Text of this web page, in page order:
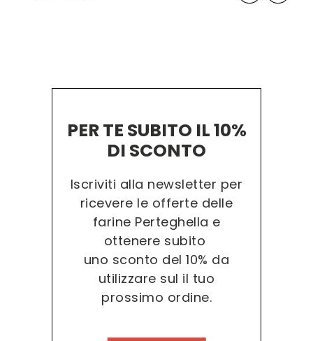
PER TE SUBITO IL 10%
DI SCONTO
Iscriviti alla newsletter per
ricevere le offerte delle
farine Perteghella e
ottenere subito
uno sconto del 10% da
utilizzare sul il tuo
prossimo ordine.